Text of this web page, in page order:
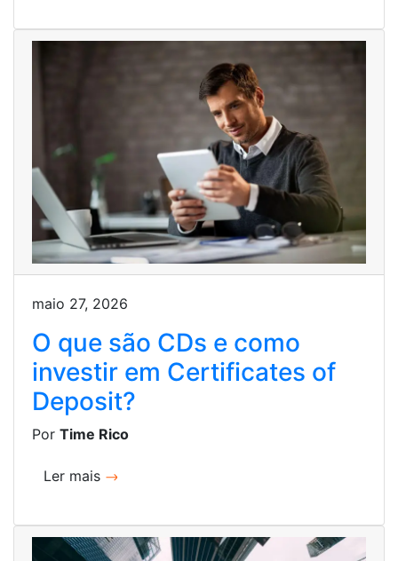
maio 27, 2026
O que são CDs e como
investir em Certificates of
Deposit?
Por Time Rico
Ler mais